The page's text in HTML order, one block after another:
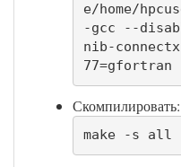
e/home/
-gcc --
nib-
77=gfortran
Скомпилировать:
make -s all